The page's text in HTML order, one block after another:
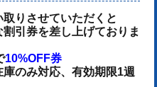
りさせていただくと
引券を差し上げておりま
10%OFF券
のみ対応、有効期限1週